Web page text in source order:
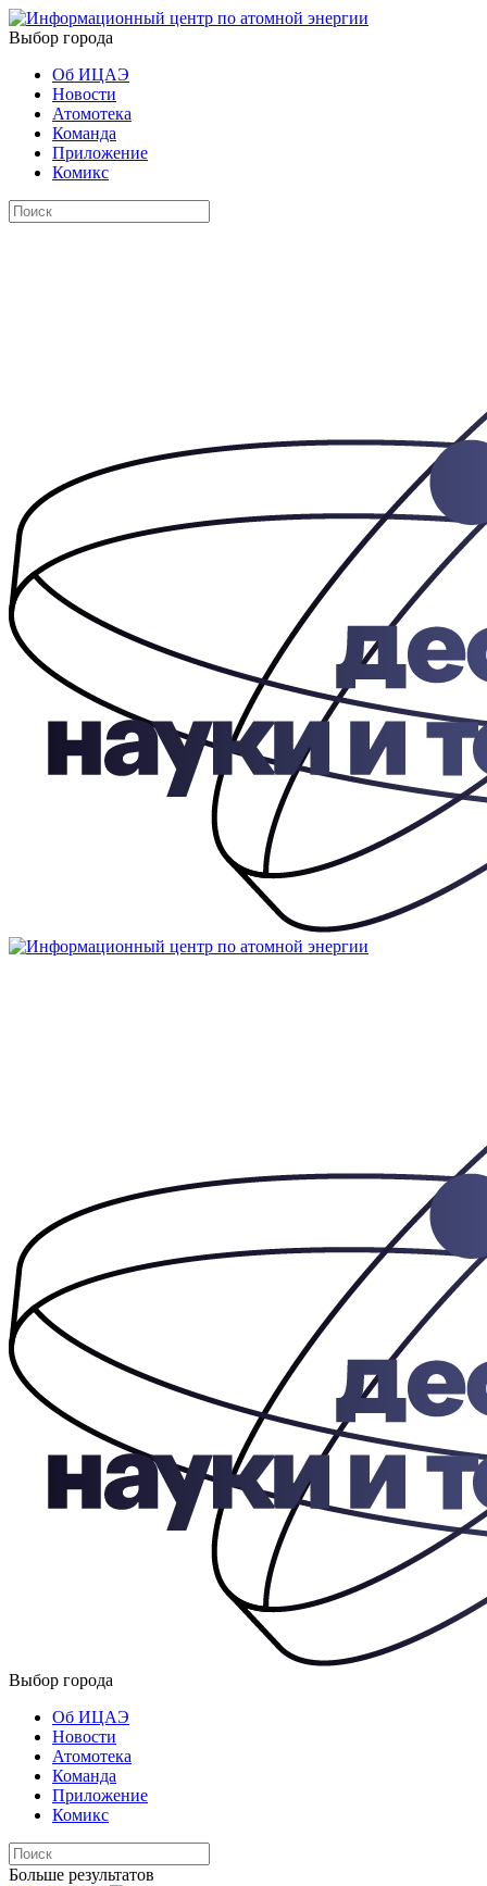
Выбор города
Об ИЦАЭ
Новости
Атомотека
Команда
Приложение
Комикс
Выбор города
Об ИЦАЭ
Новости
Атомотека
Команда
Приложение
Комикс
Больше результатов